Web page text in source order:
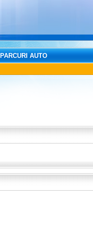
PARCURI AUTO